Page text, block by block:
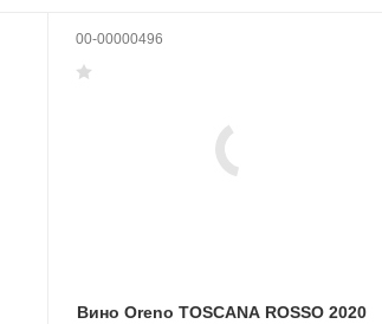
00-00000496
Вино Oreno TOSCANA ROSSO 2020